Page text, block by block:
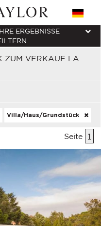
ZUM VERKAUF LA
ERGEBNISSE
Villa/Haus/Grundstück
Seite 1